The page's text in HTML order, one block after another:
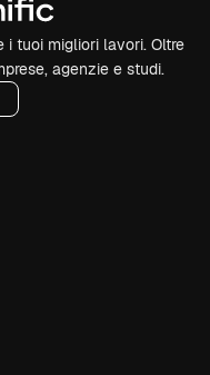
i tuoi migliori lavori. Oltre
agenzie e studi.